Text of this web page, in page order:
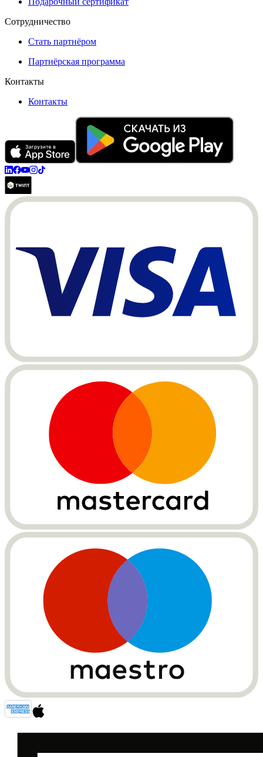
Сотрудничество
Стать партнёром
Партнёрская программа
Контакты
Контакты